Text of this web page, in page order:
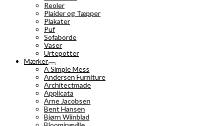
Reoler
Plaider og Tæpper
Plakater
Puf
Sofaborde
Vaser
Urtepotter
Mærker
A Simple Mess
Andersen Furniture
Architectmade
Applicata
Arne Jacobsen
Bent Hansen
Bjørn Wiinblad